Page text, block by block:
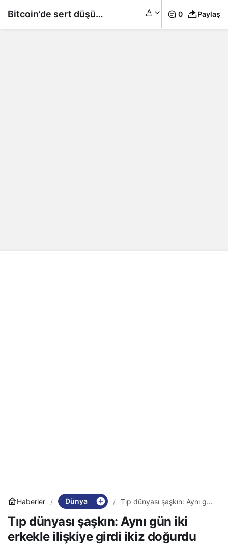
Haberler Dünya
Tıp dünyası şaşkın: Aynı gün
doğurdu
Tıp dünyası şaşkın: Aynı gün iki
erkekle ilişkiye girdi ikiz doğurdu
Bitcoin’de sert düşüş: 0 Paylaş